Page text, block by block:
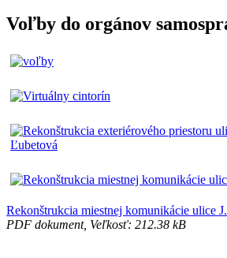
Voľby do orgánov
Rekonštrukcia miestnej komunikácie ulice
PDF dokument, Veľkosť: 212.38 kB